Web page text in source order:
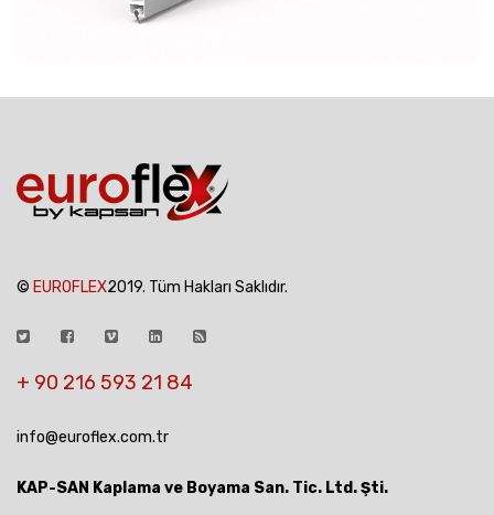
© EUROFLEX2019. Tüm Hakları Saklıdır.
+ 90 216 593 21 84
info@euroflex.com.tr
KAP-SAN Kaplama ve Boyama San. Tic. Ltd. Şti.